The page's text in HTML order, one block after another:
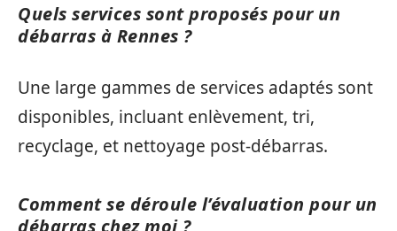
Quels services sont proposés pour un
débarras à Rennes ?
Une large gammes de services adaptés sont
disponibles, incluant enlèvement, tri,
recyclage, et nettoyage post-débarras.
Comment se déroule l’évaluation pour un